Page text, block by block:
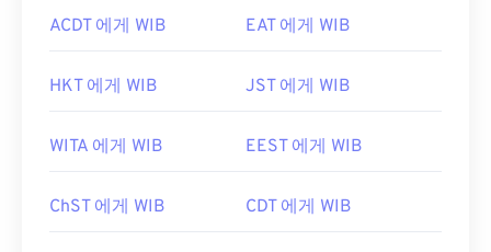
ACDT 에게 WIB EAT 에게 WIB
HKT 에게 WIB JST 에게 WIB
WITA 에게 WIB EEST 에게 WIB
ChST 에게 WIB CDT 에게 WIB